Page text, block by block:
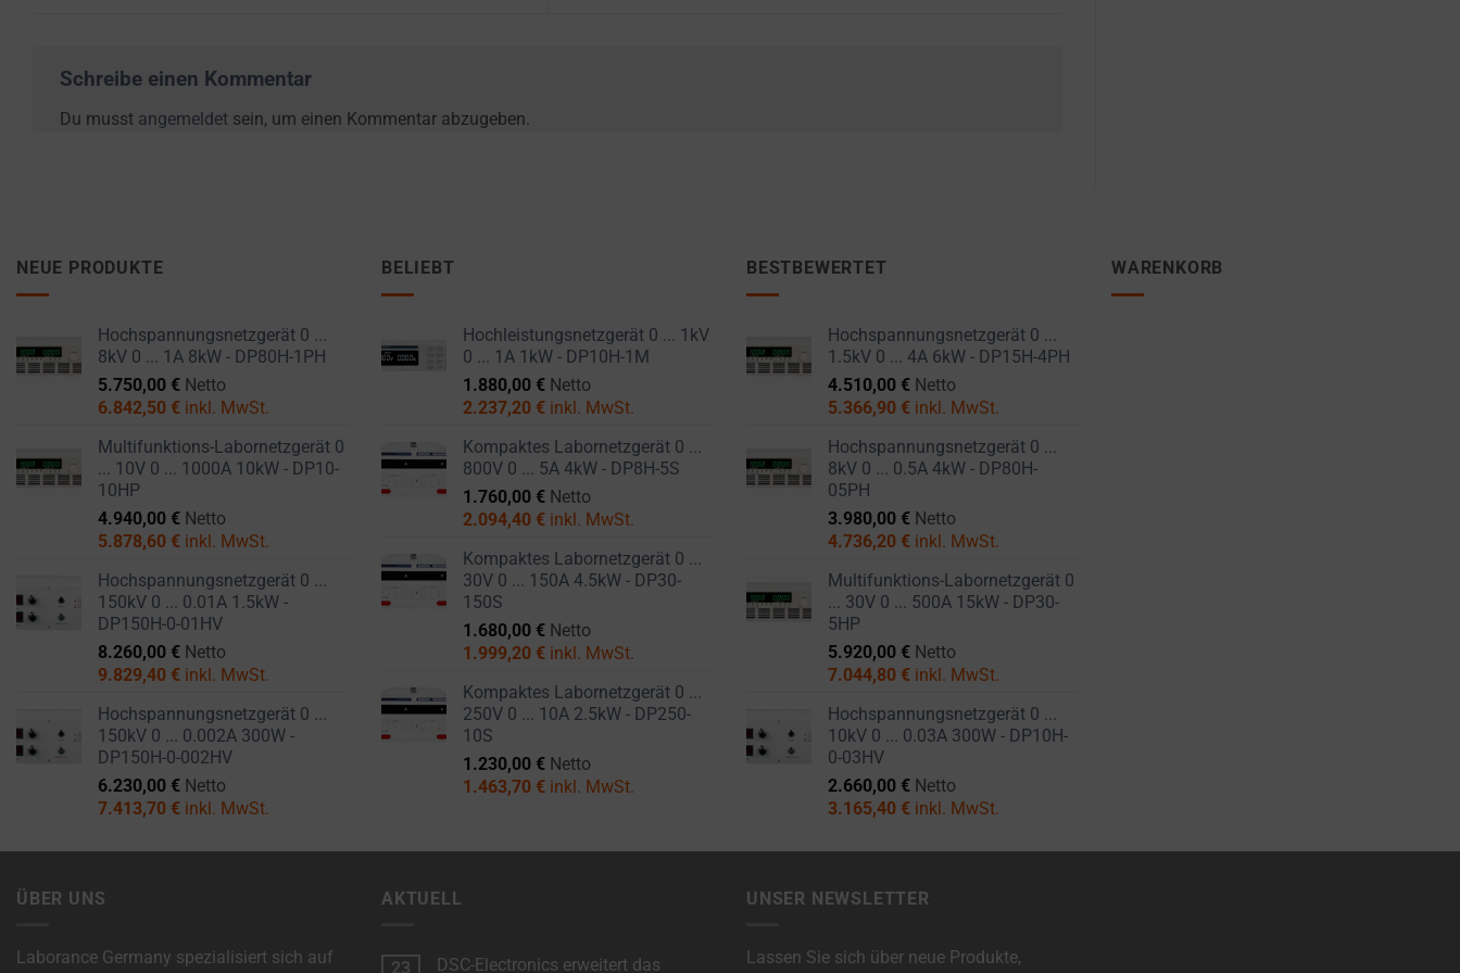
Schreibe einen Kommentar
Du musst angemeldet sein, um einen Kommentar abzugeben.
NEUE PRODUKTE
Hochspannungsnetzgerät 0 ...
8kV 0 ... 1A 8kW - DP80H-1PH
5.750,00 € Netto
6.842,50 € inkl. MwSt.
Multifunktions-Labornetzgerät 0
... 10V 0 ... 1000A 10kW - DP10-
10HP
4.940,00 € Netto
5.878,60 € inkl. MwSt.
Hochspannungsnetzgerät 0 ...
150kV 0 ... 0.01A 1.5kW -
DP150H-0-01HV
8.260,00 € Netto
9.829,40 € inkl. MwSt.
Hochspannungsnetzgerät 0 ...
150kV 0 ... 0.002A 300W -
DP150H-0-002HV
6.230,00 € Netto
7.413,70 € inkl. MwSt.
BELIEBT
Hochleistungsnetzgerät 0 ... 1kV
0 ... 1A 1kW - DP10H-1M
1.880,00 € Netto
2.237,20 € inkl. MwSt.
Kompaktes Labornetzgerät 0 ...
800V 0 ... 5A 4kW - DP8H-5S
1.760,00 € Netto
2.094,40 € inkl. MwSt.
Kompaktes Labornetzgerät 0 ...
30V 0 ... 150A 4.5kW - DP30-
150S
1.680,00 € Netto
1.999,20 € inkl. MwSt.
Kompaktes Labornetzgerät 0 ...
250V 0 ... 10A 2.5kW - DP250-
10S
1.230,00 € Netto
1.463,70 € inkl. MwSt.
BESTBEWERTET
Hochspannungsnetzgerät 0 ...
1.5kV 0 ... 4A 6kW - DP15H-4PH
4.510,00 € Netto
5.366,90 € inkl. MwSt.
Hochspannungsnetzgerät 0 ...
8kV 0 ... 0.5A 4kW - DP80H-
05PH
3.980,00 € Netto
4.736,20 € inkl. MwSt.
Multifunktions-Labornetzgerät 0
... 30V 0 ... 500A 15kW - DP30-
5HP
5.920,00 € Netto
7.044,80 € inkl. MwSt.
Hochspannungsnetzgerät 0 ...
10kV 0 ... 0.03A 300W - DP10H-
0-03HV
2.660,00 € Netto
3.165,40 € inkl. MwSt.
WARENKORB
ÜBER UNS
Laborance Germany spezialisiert sich auf
AKTUELL
23 DSC-Electronics erweitert das
UNSER NEWSLETTER
Lassen Sie sich über neue Produkte,
GOOGLE
AND
TRACKING
CAN BE
PROCESSED
FOR AD
DETERMINES IF
SHOWN BASED
BEHAVIOR AND
PREFERENCES,
TARGETING.
STORAGE OF
your
preferences,
types,
including
cookies
(temporary)
and
(long-
term).
They
your
browsing
experience
can
track